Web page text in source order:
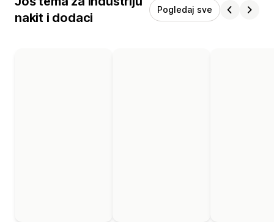
nakit i dodaci
Pogledaj sve